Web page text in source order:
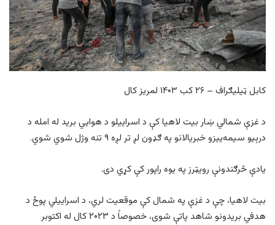
کابل ټیلیګراف – ۲۶ کب ۱۴۰۳ لمریز کال
د غزې شمالي ښار بیت لاهیا کې د اسراییلو د هوایي برید له امله د
درېیو سیمه‌ییزو خبریالانو په ګډون لږ تر لږه ۹ تنه وژل شوي شوي.
یادې څرګندونې رویټرز په یوه راپور کې کړي دی.
بیت لاهیا، چې د غزې په شمال کې موقعیت لري، د اسراییلي پوځ د
هدفي بریدونو شاهد پاتې شوی، خصوصاً د ۲۰۲۳ کال له اکتوبر